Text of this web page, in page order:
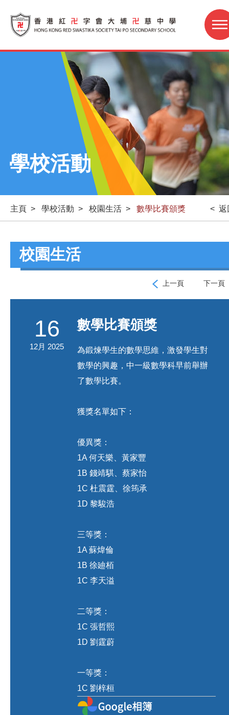
學校活動
主頁 > 學校活動 > 校園生活 > 數學比賽頒獎 < 返
校園生活
上一頁 下一頁
16
12月 2025
數學比賽頒獎
為鍛煉學生的數學思維，激發學生對
數學的興趣，中一級數學科早前舉辦
了數學比賽。
獲獎名單如下：
優異獎：
1A 何天樂、黃家豐
1B 錢靖騏、蔡家怡
1C 杜震霆、徐筠承
1D 黎駿浩
三等獎：
1A 蘇煒倫
1B 徐廸栢
1C 李天溢
二等獎：
1C 張哲熙
1D 劉霆蔚
一等獎：
1C 劉梓桓